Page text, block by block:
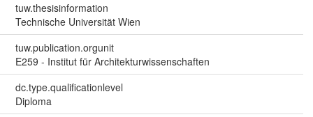
tuw.thesisinformation
Technische Universität Wien
tuw.publication.orgunit
E259 - Institut für Architekturwissenschaften
dc.type.qualificationlevel
Diploma